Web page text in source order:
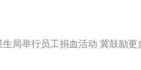
卫生局举行员